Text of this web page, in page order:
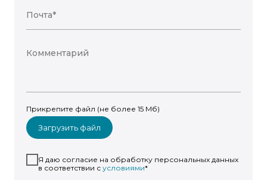
Прикрепите файл (не более 15 Мб)
Загрузить файл
Я даю согласие на обработку персональных данных
в соответствии с условиями*